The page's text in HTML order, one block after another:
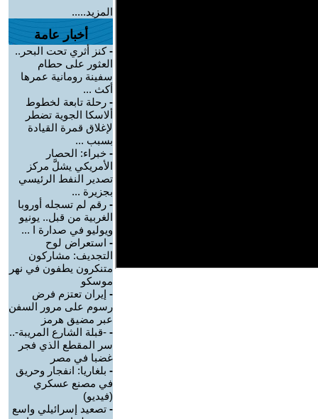
المزيد.....
أخبار عامة
-كنز أثري تحت البحر..
العثور على حطام
سفينة رومانية عمرها
أكث ...
- رحلة تابعة لخطوط
ألاسكا الجوية تضطر
لإغلاق قمرة القيادة
بسبب ...
- خبراء: الحصار
الأمريكي يشلَّ مركز
تصدير النفط الرئيسي
بجزيرة ...
- رقم لم تسجله أوروبا
الغربية من قبل.. يونيو
ويوليو في صدارة ا ...
- استعراض لوح
التجديف: مشاركون
متنكرون يطفون في نهر
موسكو
- إيران تعتزم فرض
رسوم على مرور السفن
عبر مضيق هرمز
- -قبلة الشارع المريبة-..
سر المقطع الذي فجر
غضبا في مصر
- بلغاريا: انفجار وحريق
في مصنع عسكري
(فيديو)
- تصعيد إسرائيلي واسع